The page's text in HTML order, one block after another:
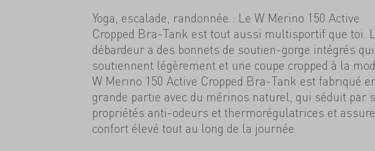
Yoga, escalade, randonnée : Le W Merino 150 Active
Cropped Bra-Tank est tout aussi multisportif que toi.
débardeur a des bonnets de soutien-gorge intégrés qui
soutiennent légèrement et une coupe cropped à la
W Merino 150 Active Cropped Bra-Tank est fabriqué
grande partie avec du mérinos naturel, qui séduit par
propriétés anti-odeurs et thermorégulatrices et
confort élevé tout au long de la journée.